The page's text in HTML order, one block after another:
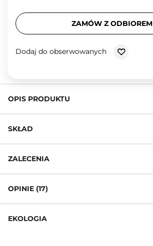
ZAMÓW Z ODBIOREM
Dodaj do obserwowanych
OPIS PRODUKTU
SKŁAD
ZALECENIA
OPINIE (17)
EKOLOGIA